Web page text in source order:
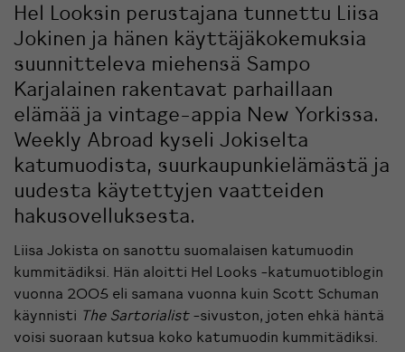
Hel Looksin perustajana tunnettu Liisa
Jokinen ja hänen käyttäjäkokemuksia
suunnitteleva miehensä Sampo
Karjalainen rakentavat parhaillaan
elämää ja vintage-appia New Yorkissa.
Weekly Abroad kyseli Jokiselta
katumuodista, suurkaupunkielämästä ja
uudesta käytettyjen vaatteiden
hakusovelluksesta.
Liisa Jokista on sanottu suomalaisen katumuodin
kummitädiksi. Hän aloitti Hel Looks -katumuotiblogin
vuonna 2005 eli samana vuonna kuin Scott Schuman
käynnisti The Sartorialist-sivuston, joten ehkä häntä
voisi suoraan kutsua koko katumuodin kummitädiksi.